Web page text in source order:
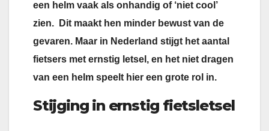
een helm vaak als onhandig of ‘niet cool’
zien. Dit maakt hen minder bewust van de
gevaren. Maar in Nederland stijgt het aantal
fietsers met ernstig letsel, en het niet dragen
van een helm speelt hier een grote rol in.
Stijging in ernstig fietsletsel